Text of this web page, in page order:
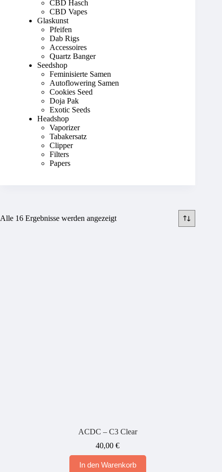
Alle 16 Ergebnisse werden angezeigt
ACDC – C3 Clear
40,00€
In den Warenkorb
CBD Hasch
CBD Vapes
Glaskunst
Pfeifen
Dab Rigs
Accessoires
Quartz Banger
Seedshop
Feminisierte Samen
Autoflowering Samen
Cookies Seed
Doja Pak
Exotic Seeds
Headshop
Vaporizer
Tabakersatz
Clipper
Filters
Papers